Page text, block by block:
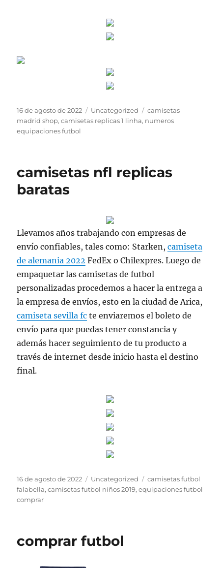
Publicado
el
16 de agosto de 2022 Categorías
Uncategorized Etiquetas
camisetas
madrid shop,camisetas replicas 1 linha, numeros
equipaciones futbol
camisetas nfl replicas
baratas
Llevamos años trabajando con empresas de
envío confiables, tales como: Starken,camiseta
de alemania 2022 FedEx o Chilexpres. Luego de
empaquetar las camisetas de futbol
personalizadas procedemos a hacer la entrega a
la empresa de envíos, esto en la ciudad de Arica,
camiseta sevilla fc te enviaremos el boleto de
envío para que puedas tener constancia y
además hacer seguimiento de tu producto a
través de internet desde inicio hasta el destino
final.
Publicado
el
16 de agosto de 2022 Categorías
Uncategorized Etiquetas
camisetas futbol
falabella,camisetas futbol niños 2019,equipaciones futbol
comprar
comprar futbol